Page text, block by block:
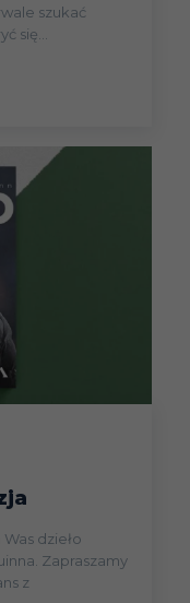
szukać
się...
dzieło
Zapraszamy
z